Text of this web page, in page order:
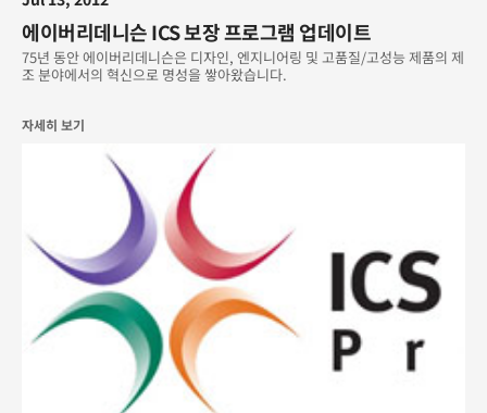
에이버리데니슨 ICS 보장 프로그램 업데이트
75년 동안 에이버리데니슨은 디자인, 엔지니어링 및 고품질/고성능 제품의 제
조 분야에서의 혁신으로 명성을 쌓아왔습니다.
자세히 보기
에이버리데니슨, 북아시아태평양 머티리얼 그룹 부사장 겸 총괄 매
니저에 Roger Machado 임명
에이버리데니슨, 하니타코팅社 인수 완료